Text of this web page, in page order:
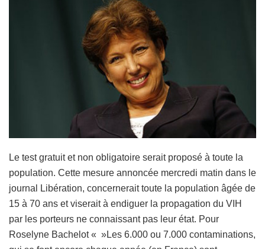
Le test gratuit et non obligatoire serait proposé à toute la
population. Cette mesure annoncée mercredi matin dans le
journal Libération, concernerait toute la population âgée de
15 à 70 ans et viserait à endiguer la propagation du VIH
par les porteurs ne connaissant pas leur état. Pour
Roselyne Bachelot « »Les 6.000 ou 7.000 contaminations,